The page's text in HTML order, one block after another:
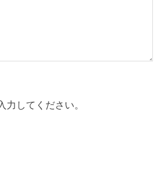
力してください。